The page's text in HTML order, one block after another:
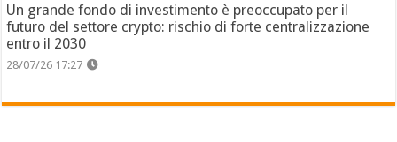
Un grande fondo di investimento è preoccupato per il
futuro del settore crypto: rischio di forte centralizzazione
entro il 2030
28/07/26 17:27